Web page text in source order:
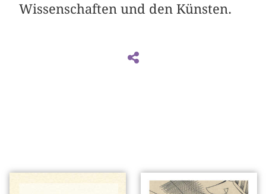
Wissenschaften und den Künsten.